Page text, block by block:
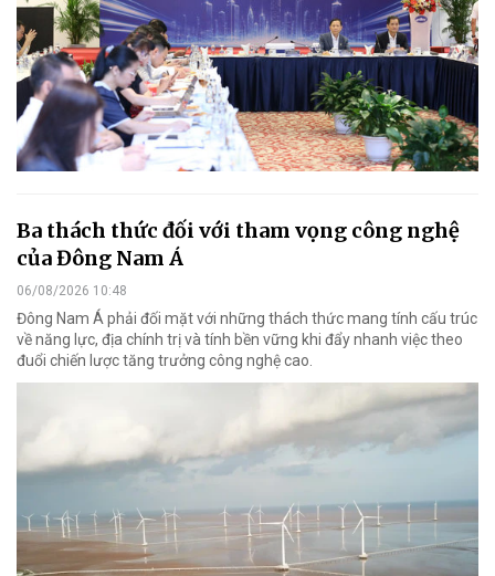
Ba thách thức đối với tham vọng công nghệ
của Đông Nam Á
06/08/2026 10:48
Đông Nam Á phải đối mặt với những thách thức mang tính cấu trúc
về năng lực, địa chính trị và tính bền vững khi đẩy nhanh việc theo
đuổi chiến lược tăng trưởng công nghệ cao.